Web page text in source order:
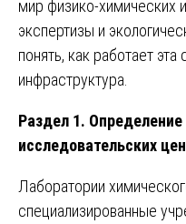
мир физико-химических
экспертизы и
понять, как работает
инфраструктура.
Раздел 1.
исследовательских
Лаборатории
специализированные